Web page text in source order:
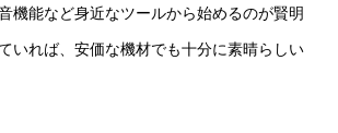
機能など身近なツールから始めるのが賢明
いれば、安価な機材でも十分に素晴らしい